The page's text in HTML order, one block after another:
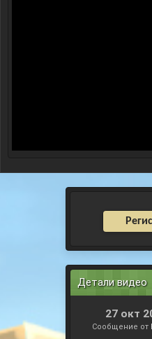
Детали видео
27 окт
Сообщение от